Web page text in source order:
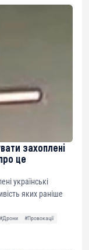
захоплені
це
українські
яких раніше
#Дрони
#Провокації